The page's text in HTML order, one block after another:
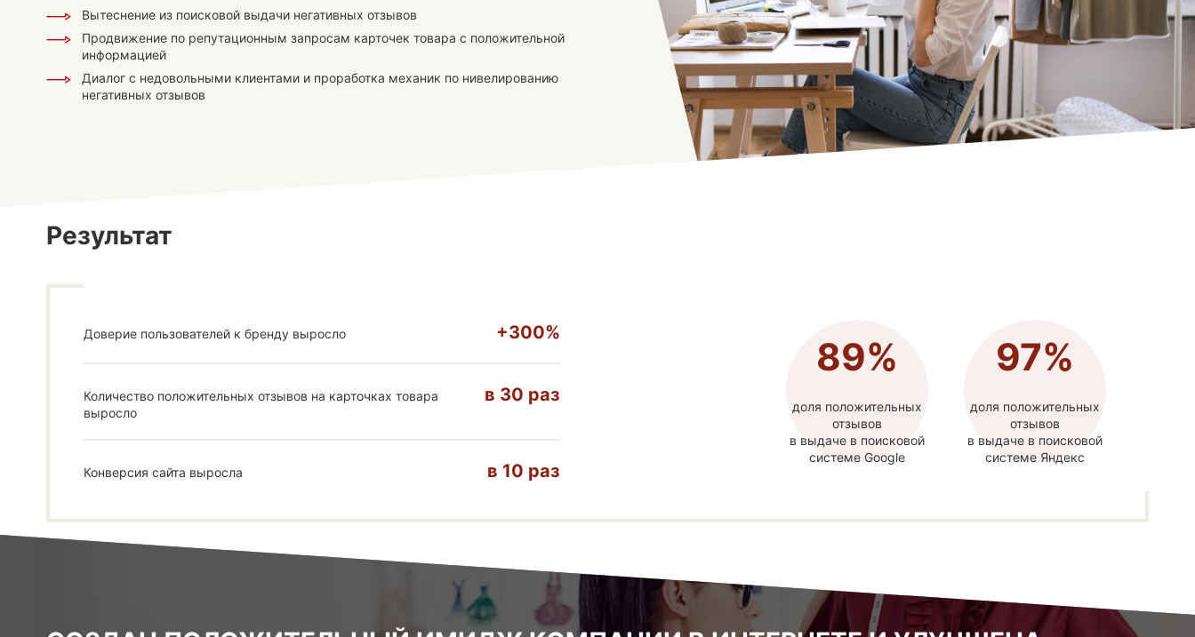
Вытеснение из поисковой выдачи негативных отзывов
Продвижение по репутационным запросам карточек товара с положительной
информацией
Диалог с недовольными клиентами и проработка механик по нивелированию
негативных отзывов
Результат
Доверие пользователей к бренду выросло +300%
Количество положительных отзывов на карточках товара
выросло
в 30 раз
Конверсия сайта выросла в 10 раз
89%
доля положительных
отзывов
в выдаче в поисковой
системе Google
97%
доля положительных
отзывов
в выдаче в поисковой
системе Яндекс